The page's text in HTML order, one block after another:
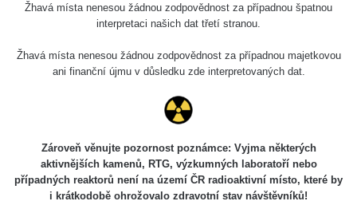
Mapa
Lidé
Žhavá místa nenesou žádnou zodpovědnost za případnou špatnou
interpretaci našich dat třetí stranou.
Žhavá místa nenesou žádnou zodpovědnost za případnou majetkovou
ani finanční újmu v důsledku zde interpretovaných dat.
Zároveň věnujte pozornost poznámce: Vyjma některých
aktivnějších kamenů, RTG, výzkumných laboratoří nebo
případných reaktorů není na území ČR radioaktivní místo, které by
i krátkodobě ohrožovalo zdravotní stav návštěvníků!